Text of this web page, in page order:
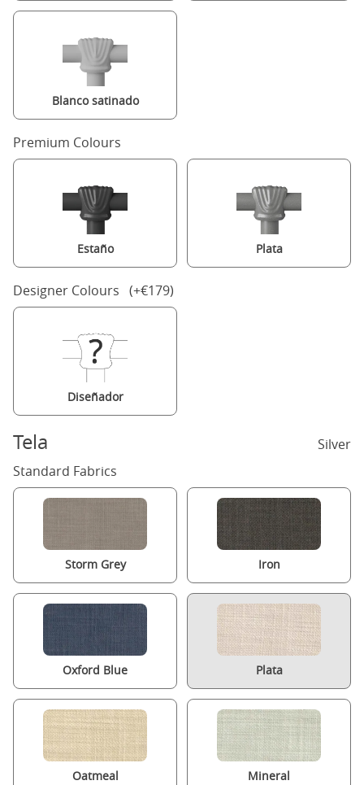
Blanco satinado
Premium Colours
Estaño Plata
Designer Colours (+€179)
Diseñador
Tela
Silver
Standard Fabrics
Storm Grey Iron
Oxford Blue Plata
Oatmeal Mineral